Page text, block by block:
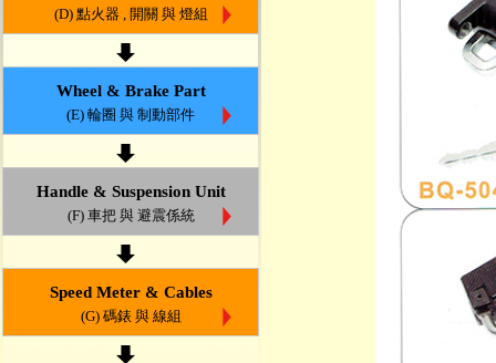
(D) 點火器 , 開關 與 燈組
Wheel & Brake Part
(E) 輪圈 與 制動部件
Handle & Suspension Unit
(F) 車把 與 避震係統
Speed Meter & Cables
(G) 碼錶 與 線組